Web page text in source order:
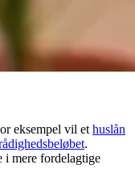
eksempel vil ethuslån
.
i mere fordelagtige